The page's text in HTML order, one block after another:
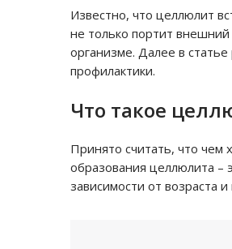
Известно, что целлюлит
не только портит
организме. Далее в
профилактики.
Что такое
Принято считать, что чем
образования целлюлита
зависимости от возраста